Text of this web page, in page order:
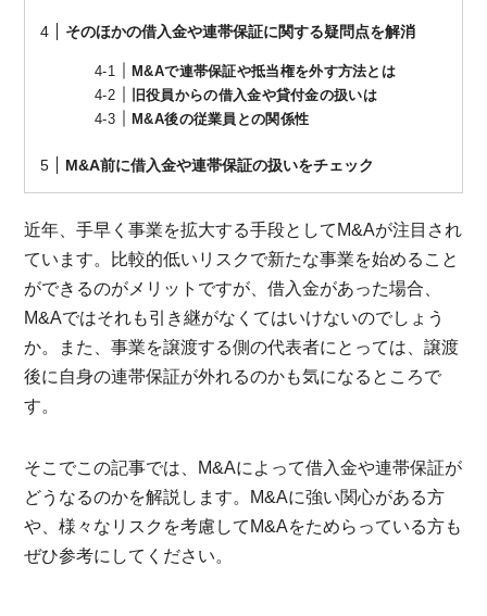
そのほかの借入金や連帯保証に関する疑問点を解消
M&Aで連帯保証や抵当権を外す方法とは
旧役員からの借入金や貸付金の扱いは
M&A後の従業員との関係性
M&A前に借入金や連帯保証の扱いをチェック
近年、手早く事業を拡大する手段としてM&Aが注目され
ています。比較的低いリスクで新たな事業を始めること
ができるのがメリットですが、借入金があった場合、
M&Aではそれも引き継がなくてはいけないのでしょう
か。また、事業を譲渡する側の代表者にとっては、譲渡
後に自身の連帯保証が外れるのかも気になるところで
す。
そこでこの記事では、M&Aによって借入金や連帯保証が
どうなるのかを解説します。M&Aに強い関心がある方
や、様々なリスクを考慮してM&Aをためらっている方も
ぜひ参考にしてください。